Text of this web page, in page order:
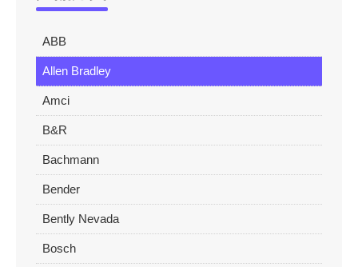
ABB
Allen Bradley
Amci
B&R
Bachmann
Bender
Bently Nevada
Bosch